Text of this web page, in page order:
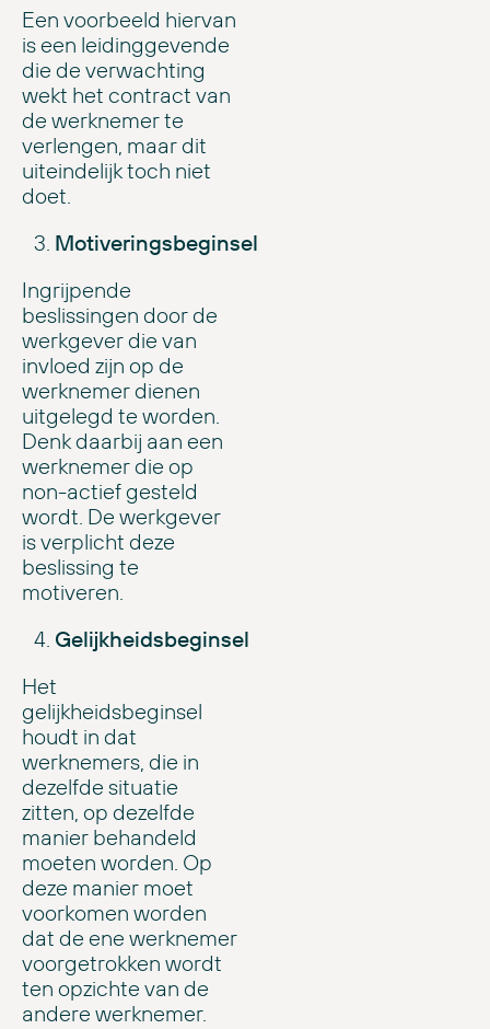
Een voorbeeld hiervan
is een leidinggevende
die de verwachting
wekt het contract van
de werknemer te
verlengen, maar dit
uiteindelijk toch niet
doet.
Motiveringsbeginsel
Ingrijpende
beslissingen door de
werkgever die van
invloed zijn op de
werknemer dienen
uitgelegd te worden.
Denk daarbij aan een
werknemer die op
non-actief gesteld
wordt. De werkgever
is verplicht deze
beslissing te
motiveren.
Gelijkheidsbeginsel
Het
gelijkheidsbeginsel
houdt in dat
werknemers, die in
dezelfde situatie
zitten, op dezelfde
manier behandeld
moeten worden. Op
deze manier moet
voorkomen worden
dat de ene werknemer
voorgetrokken wordt
ten opzichte van de
andere werknemer.